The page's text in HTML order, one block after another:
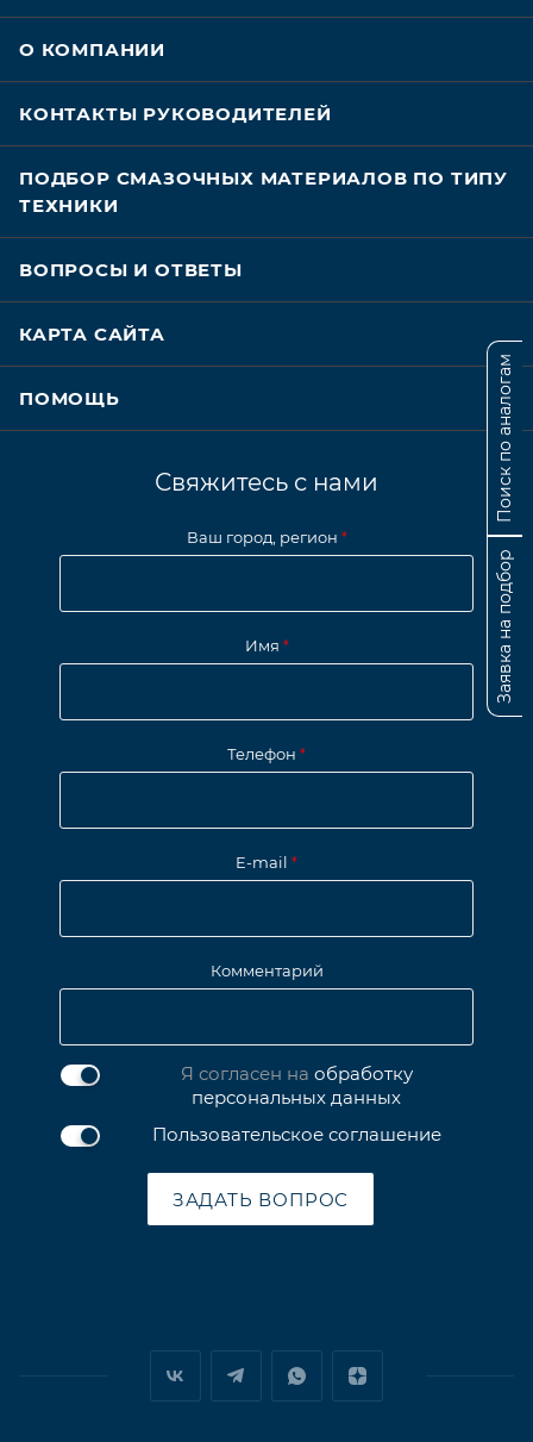
О КОМПАНИИ
КОНТАКТЫ РУКОВОДИТЕЛЕЙ
ПОДБОР СМАЗОЧНЫХ МАТЕРИАЛОВ ПО ТИПУ
ТЕХНИКИ
ВОПРОСЫ И ОТВЕТЫ
КАРТА САЙТА
ПОМОЩЬ
Свяжитесь с нами
Ваш город, регион *
Имя *
Телефон *
E-mail *
Комментарий
Я согласен на обработку
персональных данных
Пользовательское соглашение
ЗАДАТЬ ВОПРОС
Заявка на подбор
Поиск по аналогам